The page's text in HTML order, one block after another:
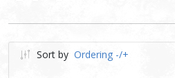
Sort by Ordering -/+